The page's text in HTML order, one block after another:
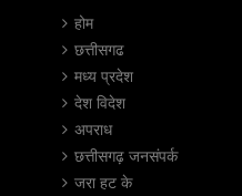
होम
छत्तीसगढ
मध्य प्रदेश
देश विदेश
अपराध
छत्तीसगढ़ जनसंपर्क
जरा हट के